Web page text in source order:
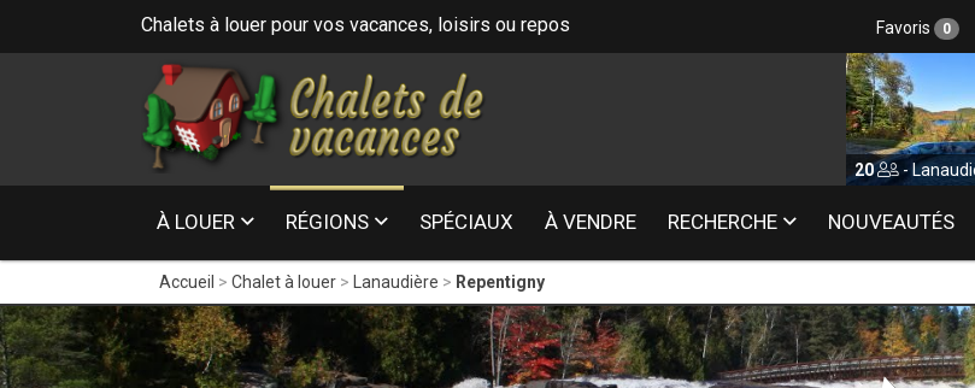
Chalets à louer pour vos vacances, loisirs ou repos Favoris 0
- Lanaudière
À LOUER RÉGIONS SPÉCIAUX À VENDRE RECHERCHE NOUVEAUTÉS
Accueil Chalet à louer Lanaudière Repentigny